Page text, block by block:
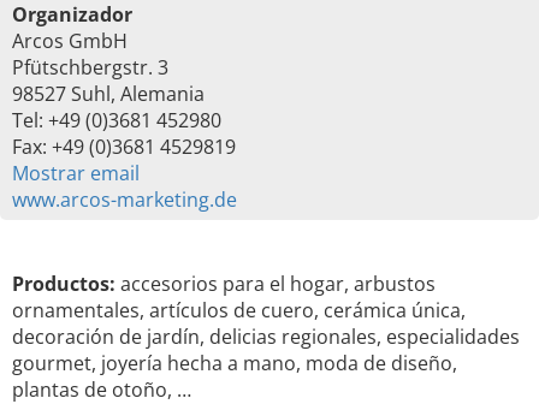
Organizador
Arcos GmbH
Pfütschbergstr. 3
98527 Suhl, Alemania
Tel: +49 (0)3681 452980
Fax: +49 (0)3681 4529819
Mostrar email
www.arcos-marketing.de
Productos: accesorios para el hogar, arbustos
ornamentales, artículos de cuero, cerámica única,
decoración de jardín, delicias regionales, especialidades
gourmet, joyería hecha a mano, moda de diseño,
plantas de otoño, …